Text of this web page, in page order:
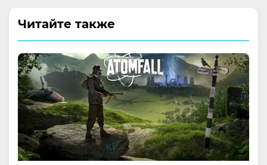
Читайте также